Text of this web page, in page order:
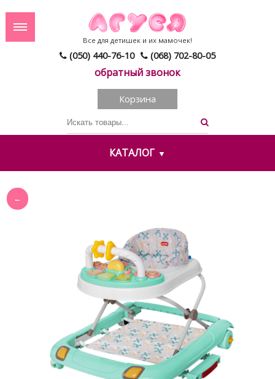
(050) 440-76-10 (068) 702-80-05
обратный звонок
Все для детишек и их мамочек!
Корзина
КАТАЛОГ